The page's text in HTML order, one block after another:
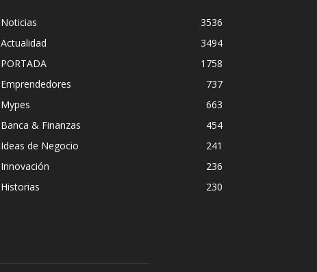
Noticias
3536
Actualidad
3494
PORTADA
1758
Emprendedores
737
Mypes
663
Banca & Finanzas
454
Ideas de Negocio
241
Innovación
236
Historias
230